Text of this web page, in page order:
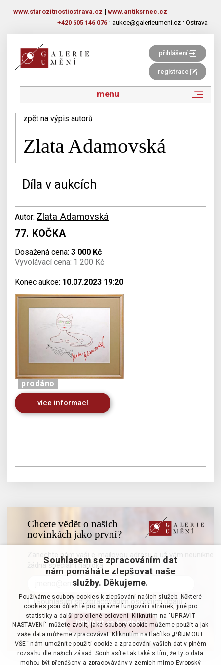
www.starozitnostiostrava.cz | www.antiksrnec.cz
+420 605 146 076 · aukce@galerieumeni.cz · Ostrava
přihlášení
registrace
menu
zpět na výpis autorů
Zlata Adamovská
Díla v aukcích
Autor: Zlata Adamovská
77. KOČKA
Dosažená cena: 3 000 Kč
Vyvolávací cena: 1 200 Kč
Konec aukce: 10.07.2023 19:20
prodáno
více informací
Chcete vědět o našich
novinkách jako první?
Zanechte nám vaši e-mailovou adresu a už vám neunikne
žádná speciální nabídka
Souhlasím se zpracováním osobních údajů
Souhlasem se zpracováním dat
nám pomáháte zlepšovat naše
služby. Děkujeme.
Používáme soubory cookies k zlepšování našich služeb. Některé
cookies jsou důležité pro správné fungování stránek, jiné pro
statistiky a další pro cílené oslovení. Kliknutím na "UPRAVIT
NASTAVENÍ" můžete zvolit, jaké soubory cookie můžeme použít a jak
vaše data můžeme zpracovávat. Kliknutím na tlačítko „PŘIJMOUT
VŠE“ nám umožníte použití cookie a zpracování vašich dat v plném
rozsahu dle našich zásad. Souhlasíte tak také s tím, že tyto data
mohou být přenášeny a zpracovávány v zemích mimo Evropský